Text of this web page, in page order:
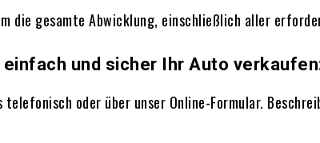
die gesamte Abwicklung, einschließlich aller
und sicher Ihr Auto
telefonisch oder über unser Online-Formular.